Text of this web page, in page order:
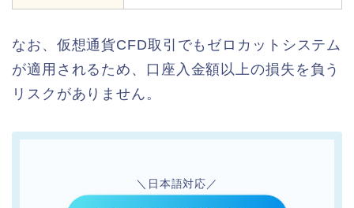
なお、仮想通貨CFD取引でもゼロカットシステム
が適用されるため、口座入金額以上の損失を負う
リスクがありません。
＼日本語対応／